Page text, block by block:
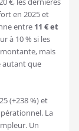
en 2025 et
entre 11 € et
à 10 % si les
mais
autant que
(+238 %) et
La
Un